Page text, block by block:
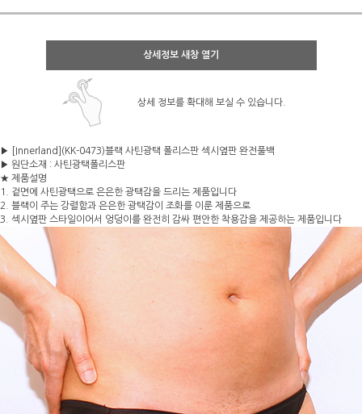
상세정보 새창 열기
상세 정보를 확대해 보실 수 있습니다.
▶ [Innerland](KK-0473)블랙 사틴광택 폴리스판 섹시옆판 완전풀백
▶ 원단소재 : 사틴광택폴리스판
★ 제품설명
1. 겉면에 사틴광택으로 은은한 광택감을 드리는 제품입니다
2. 블랙이 주는 강렬함과 은은한 광택감이 조화를 이룬 제품으로
3. 섹시옆판 스타일이어서 엉덩이를 완전히 감싸 편안한 착용감을 제공하는 제품입니다